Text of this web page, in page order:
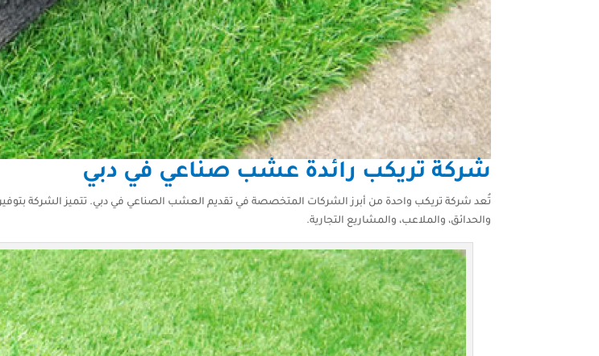
شركة تريكب رائدة عشب صناعي في دبي
تُعد شركة تريكب واحدة من أبرز الشركات المتخصصة في تقديم العشب الصناعي في دبي. تتميز الشركة بتوفير
والحدائق، والملاعب، والمشاريع التجارية.